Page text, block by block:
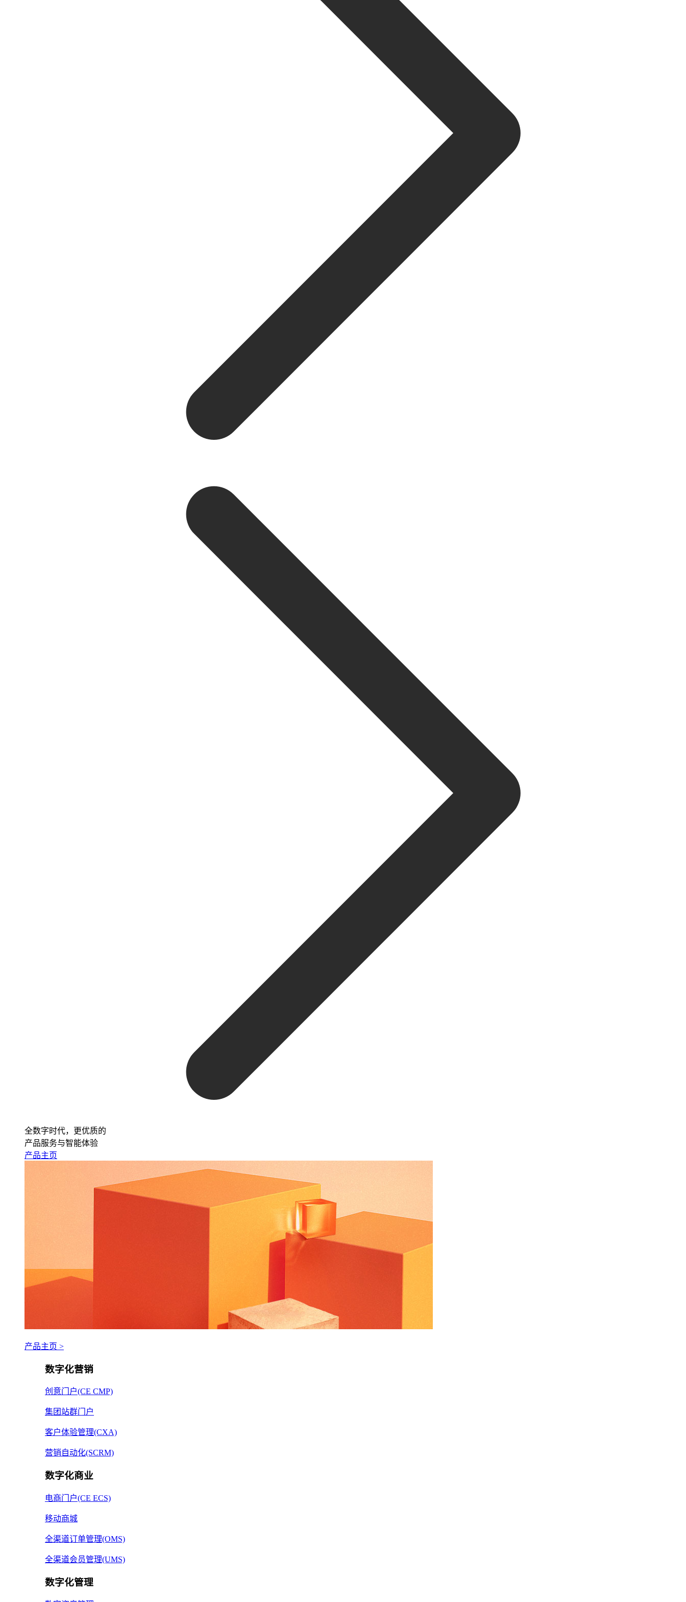
全数字时代，更优质的
产品服务与智能体验
产品主页
产品主页 >
数字化营销
创意门户(CE CMP)
集团站群门户
客户体验管理(CXA)
营销自动化(SCRM)
数字化商业
电商门户(CE ECS)
移动商城
全渠道订单管理(OMS)
全渠道会员管理(UMS)
数字化管理